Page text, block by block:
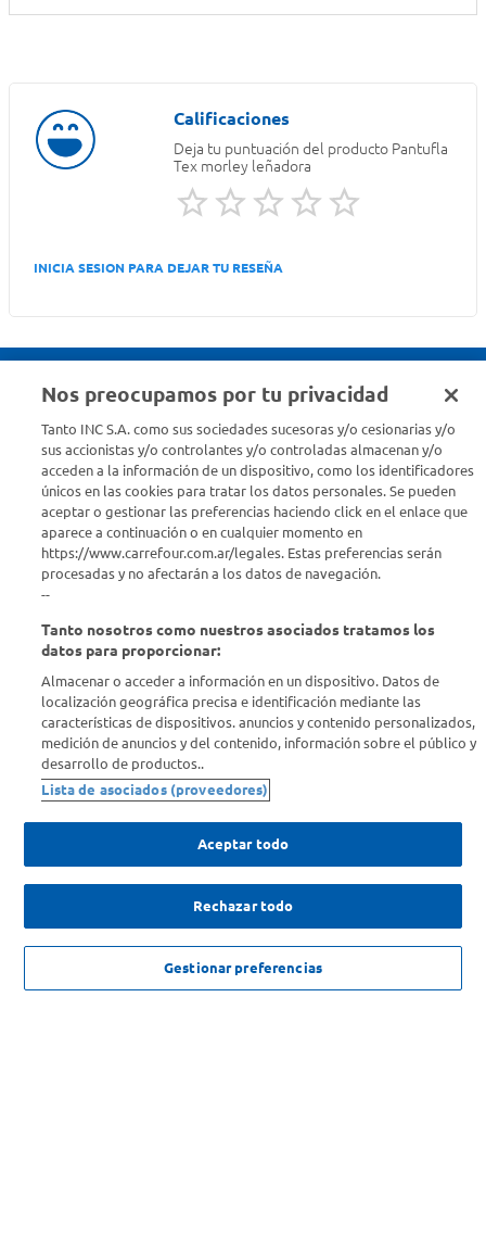
NO DISPONIBLE
Deja tu puntuación del producto Pantufla
Tex morley leñadora
INICIA SESION PARA DEJAR TU RESEÑA
Estamos para ayudarte
¿Tenés una consulta? Comunicate con nosotros acá
Descubrí Carrefour
Conocenos
Info útil
Comprá Online
Nos preocupamos por tu privacidad
Tanto INC S.A. como sus sociedades sucesoras y/o cesionarias y/o
sus accionistas y/o controlantes y/o controladas almacenan y/o
acceden a la información de un dispositivo, como los identificadores
únicos en las cookies para tratar los datos personales. Se pueden
aceptar o gestionar las preferencias haciendo click en el enlace que
aparece a continuación o en cualquier momento en
https://www.carrefour.com.ar/legales. Estas preferencias serán
procesadas y no afectarán a los datos de navegación.
--
Tanto nosotros como nuestros asociados tratamos los
datos para proporcionar:
Almacenar o acceder a información en un dispositivo. Datos de
localización geográfica precisa e identificación mediante las
características de dispositivos. anuncios y contenido personalizados,
medición de anuncios y del contenido, información sobre el público y
desarrollo de productos..
Lista de asociados (proveedores)
Aceptar todo
Rechazar todo
Gestionar preferencias